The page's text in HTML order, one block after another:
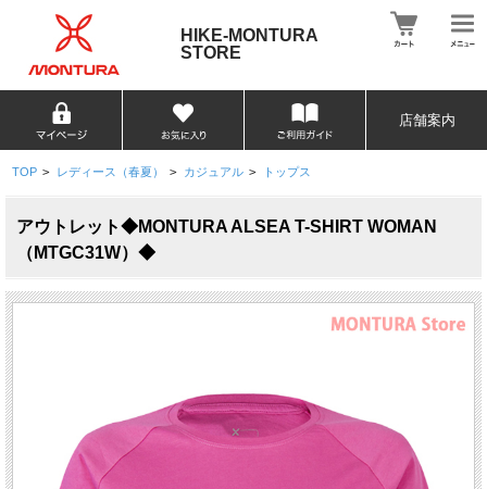
HIKE-MONTURA
STORE
店舗案内
TOP > レディース（春夏） > カジュアル > トップス
アウトレット◆MONTURA ALSEA T-SHIRT WOMAN
（MTGC31W）◆